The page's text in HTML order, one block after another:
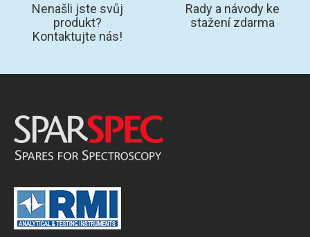
Nenašli jste svůj
produkt?
Kontaktujte nás!
Rady a návody ke
stažení zdarma